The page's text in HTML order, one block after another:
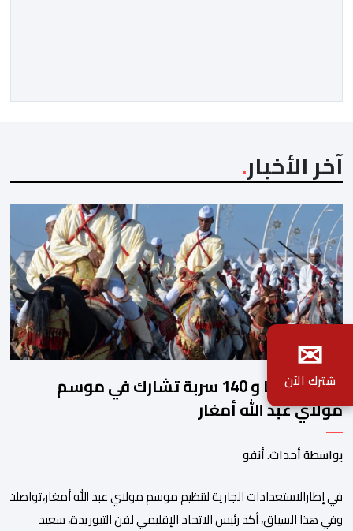
[…]
آخر الأخبار
2140 فارسا و 140 سربة تشارك في موسم
مولاي عبد الله أمغار
بواسطة أحداث. أنفو
في إطارالاستعدادات الجارية لتنظيم موسم مولاي عبد الله
وفي هذا السياق، أكد رئيس الاتحاد الإقليمي لفن التبوريدة، سعيد
✉
شترك الآن